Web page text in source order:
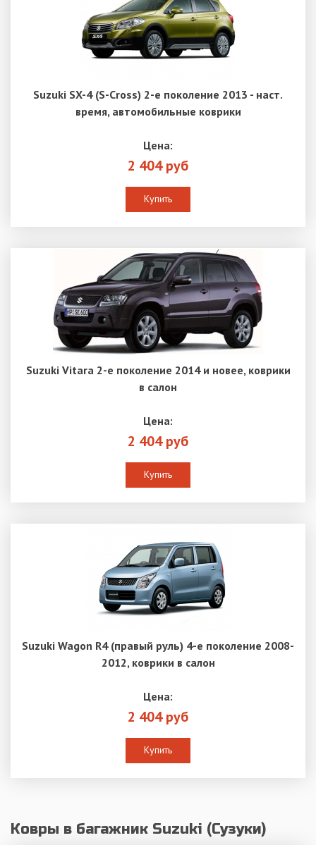
Suzuki SX-4 (S-Cross) 2-е поколение 2013 - наст.
время, автомобильные коврики
Цена:
2 404 руб
Купить
Suzuki Vitara 2-е поколение 2014 и новее, коврики
в салон
Цена:
2 404 руб
Купить
Suzuki Wagon R4 (правый руль) 4-е поколение 2008-
2012, коврики в салон
Цена:
2 404 руб
Купить
Ковры в багажник Suzuki (Сузуки)